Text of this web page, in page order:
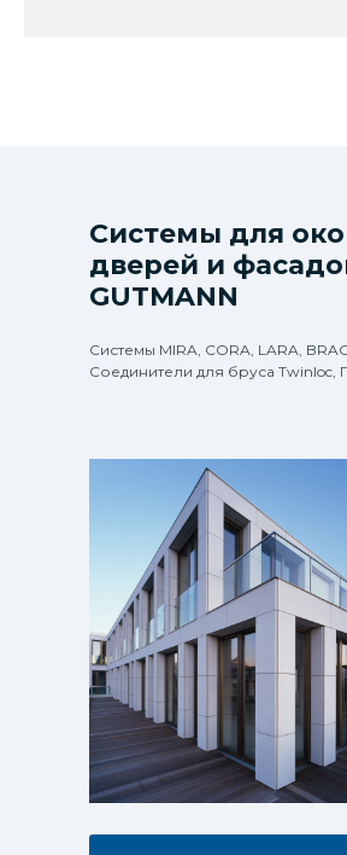
Системы для
дверей и
GUTMANN
Системы MIRA, CORA, LARA,
Соединители для бруса Twinloc,